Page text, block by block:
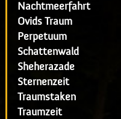
Nachtmeerfahrt
Ovids Traum
Perpetuum
Schattenwald
Sheherazade
Sternenzeit
Traumstaken
Traumzeit